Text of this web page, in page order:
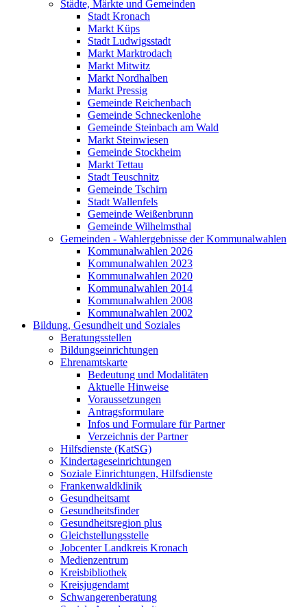
Städte, Märkte und Gemeinden
Stadt Kronach
Markt Küps
Stadt Ludwigsstadt
Markt Marktrodach
Markt Mitwitz
Markt Nordhalben
Markt Pressig
Gemeinde Reichenbach
Gemeinde Schneckenlohe
Gemeinde Steinbach am Wald
Markt Steinwiesen
Gemeinde Stockheim
Markt Tettau
Stadt Teuschnitz
Gemeinde Tschirn
Stadt Wallenfels
Gemeinde Weißenbrunn
Gemeinde Wilhelmsthal
Gemeinden - Wahlergebnisse der Kommunalwahlen
Kommunalwahlen 2026
Kommunalwahlen 2023
Kommunalwahlen 2020
Kommunalwahlen 2014
Kommunalwahlen 2008
Kommunalwahlen 2002
Bildung, Gesundheit und Soziales
Beratungsstellen
Bildungseinrichtungen
Ehrenamtskarte
Bedeutung und Modalitäten
Aktuelle Hinweise
Voraussetzungen
Antragsformulare
Infos und Formulare für Partner
Verzeichnis der Partner
Hilfsdienste (KatSG)
Kindertageseinrichtungen
Soziale Einrichtungen, Hilfsdienste
Frankenwaldklinik
Gesundheitsamt
Gesundheitsfinder
Gesundheitsregion plus
Gleichstellungsstelle
Jobcenter Landkreis Kronach
Medienzentrum
Kreisbibliothek
Kreisjugendamt
Schwangerenberatung